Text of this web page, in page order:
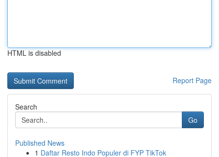
HTML is disabled
Report Page
Search
Go
Published News
1 Daftar Resto Indo Populer di FYP TikTok